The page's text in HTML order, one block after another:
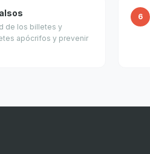
de los billetes y
apócrifos y prevenir
6